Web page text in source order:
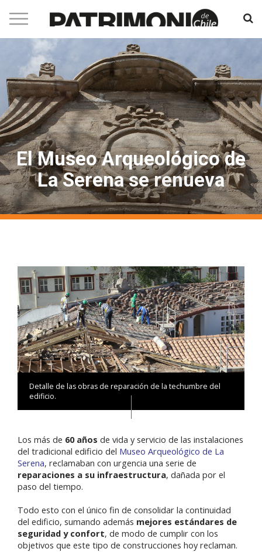
El Museo Arqueológico de
La Serena se renueva
Detalle de las obras de reparación de la techumbre del
edificio.
Los más de 60 años de vida y servicio de las instalaciones
del tradicional edificio del Museo Arqueológico de La
Serena, reclamaban con urgencia una serie de
reparaciones a su infraestructura, dañada por el
paso del tiempo.
Todo esto con el único fin de consolidar la continuidad
del edificio, sumando además mejores estándares de
seguridad y confort, de modo de cumplir con los
objetivos que este tipo de construcciones hoy reclaman.